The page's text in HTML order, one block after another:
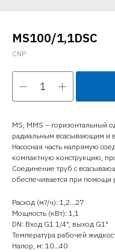
MS100/1,1DSC
CNP
MS, MMS – горизонтальный
радиальным всасывающим и
Насосная часть напрямую
компактную конструкцию,
Соединение труб с
обеспечивается при помощи
Расход (м?/ч): 1,2…27
Мощность (кВт): 1,1
DN: Вход G1 1/4", выход G1"
Температура рабочей
Напор, м: 10…40